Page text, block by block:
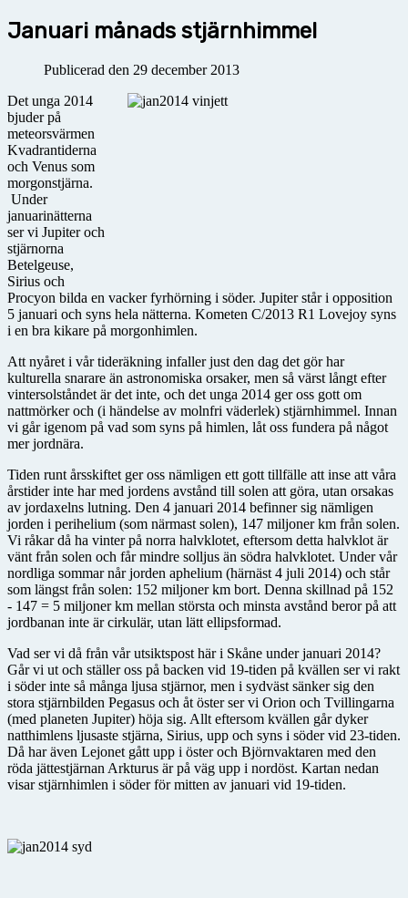
Januari månads stjärnhimmel
Publicerad den 29 december 2013
Det unga 2014
bjuder på
meteorsvärmen
Kvadrantiderna
och Venus som
morgonstjärna.
Under
januarinätterna
ser vi Jupiter och
stjärnorna
Betelgeuse,
Sirius och
Procyon bilda en vacker fyrhörning i söder. Jupiter står i opposition
5 januari och syns hela nätterna. Kometen C/2013 R1 Lovejoy syns
i en bra kikare på morgonhimlen.
Att nyåret i vår tideräkning infaller just den dag det gör har
kulturella snarare än astronomiska orsaker, men så värst långt efter
vintersolståndet är det inte, och det unga 2014 ger oss gott om
nattmörker och (i händelse av molnfri väderlek) stjärnhimmel. Innan
vi går igenom på vad som syns på himlen, låt oss fundera på något
mer jordnära.
Tiden runt årsskiftet ger oss nämligen ett gott tillfälle att inse att våra
årstider inte har med jordens avstånd till solen att göra, utan orsakas
av jordaxelns lutning. Den 4 januari 2014 befinner sig nämligen
jorden i perihelium (som närmast solen), 147 miljoner km från solen.
Vi råkar då ha vinter på norra halvklotet, eftersom detta halvklot är
vänt från solen och får mindre solljus än södra halvklotet. Under vår
nordliga sommar når jorden aphelium (härnäst 4 juli 2014) och står
som längst från solen: 152 miljoner km bort. Denna skillnad på 152
- 147 = 5 miljoner km mellan största och minsta avstånd beror på att
jordbanan inte är cirkulär, utan lätt ellipsformad.
Vad ser vi då från vår utsiktspost här i Skåne under januari 2014?
Går vi ut och ställer oss på backen vid 19-tiden på kvällen ser vi rakt
i söder inte så många ljusa stjärnor, men i sydväst sänker sig den
stora stjärnbilden Pegasus och åt öster ser vi Orion och Tvillingarna
(med planeten Jupiter) höja sig. Allt eftersom kvällen går dyker
natthimlens ljusaste stjärna, Sirius, upp och syns i söder vid 23-tiden.
Då har även Lejonet gått upp i öster och Björnvaktaren med den
röda jättestjärnan Arkturus är på väg upp i nordöst. Kartan nedan
visar stjärnhimlen i söder för mitten av januari vid 19-tiden.